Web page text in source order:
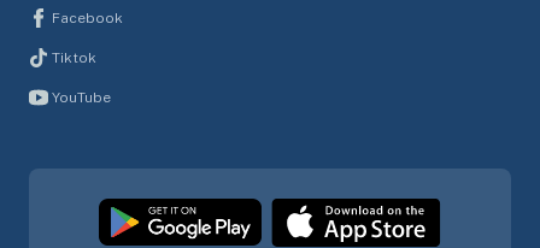
Facebook
Tiktok
YouTube